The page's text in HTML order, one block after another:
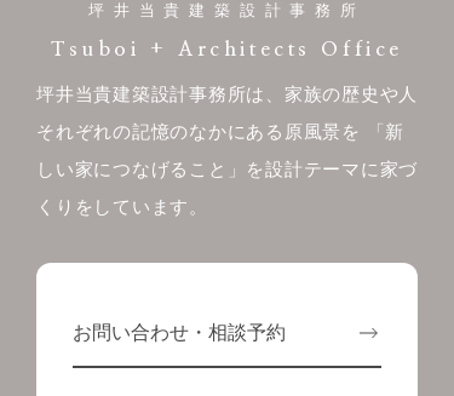
坪井当貴建築設計事務所
Tsuboi + Architects Office
坪井当貴建築設計事務所は、家族の歴史や人
それぞれの記憶のなかにある原風景を
「新
しい家につなげること」を設計テーマに家づ
くりをしています。
お問い合わせ・相談予約